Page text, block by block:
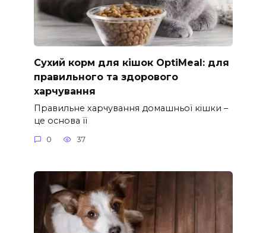
Сухий корм для кішок OptiMeal: для
правильного та здорового
харчування
Правильне харчування домашньої кішки –
це основа її
0 37